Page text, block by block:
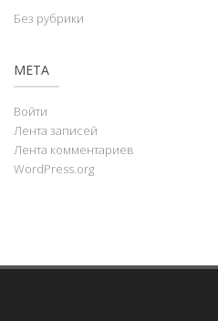
Без рубрики
МЕТА
Войти
Лента записей
Лента комментариев
WordPress.org